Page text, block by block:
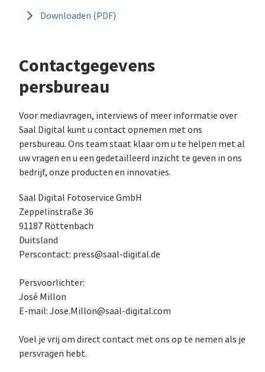
Downloaden (PDF)
Contactgegevens
persbureau
Voor mediavragen, interviews of meer informatie over
Saal Digital kunt u contact opnemen met ons
persbureau. Ons team staat klaar om u te helpen met al
uw vragen en u een gedetailleerd inzicht te geven in ons
bedrijf, onze producten en innovaties.
Saal Digital Fotoservice GmbH
Zeppelinstraße 36
91187 Röttenbach
Duitsland
Perscontact: press@saal-digital.de
Persvoorlichter:
José Millon
E-mail: Jose.Millon@saal-digital.com
Voel je vrij om direct contact met ons op te nemen als je
persvragen hebt.